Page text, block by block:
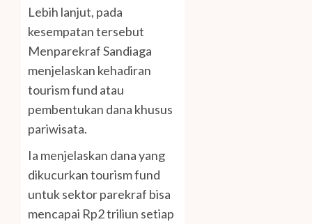
Lebih lanjut, pada
kesempatan tersebut
Menparekraf Sandiaga
menjelaskan kehadiran
tourism fund atau
pembentukan dana khusus
pariwisata.
Ia menjelaskan dana yang
dikucurkan tourism fund
untuk sektor parekraf bisa
mencapai Rp2 triliun setiap